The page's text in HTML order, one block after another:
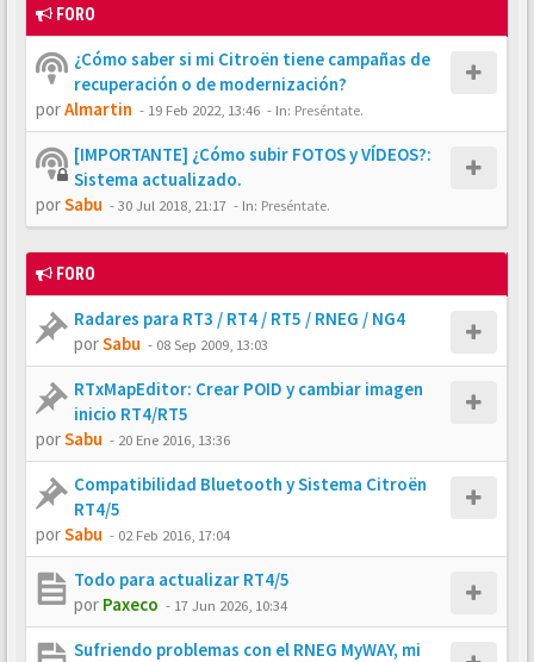
FORO
¿Cómo saber si mi Citroën tiene campañas de
recuperación o de modernización?
porAlmartin - 19 Feb 2022, 13:46 - In: Preséntate.
[IMPORTANTE] ¿Cómo subir FOTOS y VÍDEOS?:
Sistema actualizado.
porSabu -30 Jul 2018, 21:17 - In: Preséntate.
FORO
Radares para RT3 / RT4 / RT5 / RNEG / NG4
porSabu - 08 Sep 2009, 13:03
RTxMapEditor: Crear POID y cambiar imagen
inicio RT4/RT5
porSabu - 20 Ene 2016, 13:36
Compatibilidad Bluetooth y Sistema Citroën
RT4/5
porSabu - 02 Feb 2016, 17:04
Todo para actualizar RT4/5
por Paxeco - 17 Jun 2026, 10:34
Sufriendo problemas con el RNEG MyWAY, mi